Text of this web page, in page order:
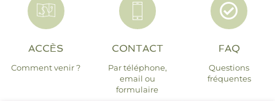
ACCÈS
Comment venir ?
CONTACT
Par téléphone,
email ou
formulaire
FAQ
Questions
fréquentes